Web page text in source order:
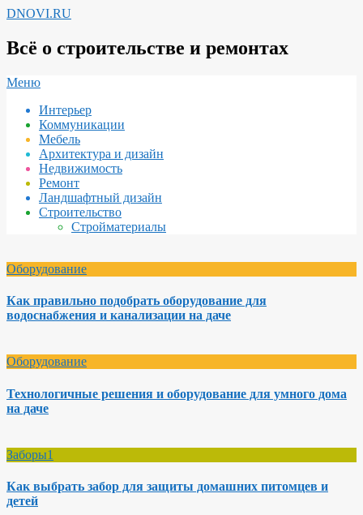
Перейти
содержимому
DNOVI.RU
Всё о строительстве и ремонтах
Вторичное
навигации
Меню
Интерьер
Коммуникации
Мебель
Архитектура и дизайн
Недвижимость
Ремонт
Ландшафтный дизайн
Строительство
Стройматериалы
Оборудование
Как правильно подобрать оборудование для
водоснабжения и канализации на даче
Оборудование
Технологичные решения и оборудование для умного дома
на даче
Заборы1
Как выбрать забор для защиты домашних питомцев и
детей